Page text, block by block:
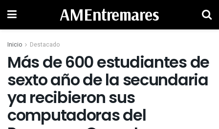
AMEntremares
Inicio Destacado
Más de 600 estudiantes de
sexto año de la secundaria
ya recibieron sus
computadoras del